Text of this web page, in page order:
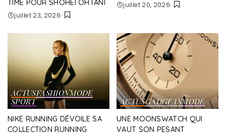
TIME POUR SHOHEI OHTANI
juillet 23, 2026
juillet 20, 2026
ACTUSFASHIONMODE
SPORT
NIKE RUNNING DÉVOILE SA
COLLECTION RUNNING
ACTUSGADGETSMODE
UNE MOONSWATCH QUI
VAUT SON PESANT